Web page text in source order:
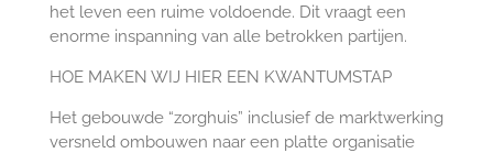
het leven een ruime voldoende. Dit vraagt een
enorme inspanning van alle betrokken partijen.
HOE MAKEN WIJ HIER EEN KWANTUMSTAP
Het gebouwde “zorghuis” inclusief de marktwerking
versneld ombouwen naar een platte organisatie